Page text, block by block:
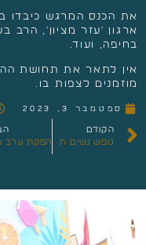
את הכנס המרגש כיבדו
ארגון 'עזר מציון',
בחיפה, ועוד.
אין לתאר את תחושת
מוזמנים לצפות בו…
ספטמבר 3, 2023
הקודם
נופש נשים חלומי במלון מיתרים-טבריה